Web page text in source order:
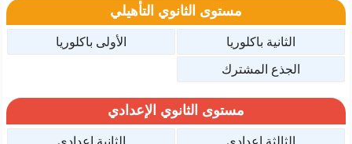
مستوى الثانوي التأهيلي
الثانية باكلوريا
الأولى باكلوريا
الجذع المشترك
مستوى الثانوي الإعدادي